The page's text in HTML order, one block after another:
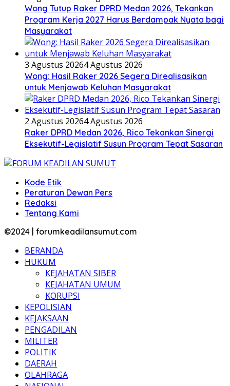
Wong Tutup Raker DPRD Medan 2026, Tekankan
Program Kerja 2027 Harus Berdampak Nyata bagi
Masyarakat
3 Agustus 20264 Agustus 2026
Wong: Hasil Raker 2026 Segera Direalisasikan
untuk Menjawab Keluhan Masyarakat
2 Agustus 20264 Agustus 2026
Raker DPRD Medan 2026, Rico Tekankan Sinergi
Eksekutif-Legislatif Susun Program Tepat Sasaran
Kode Etik
Peraturan Dewan Pers
Redaksi
Tentang Kami
©2024 | forumkeadilansumut.com
BERANDA
HUKUM
KEJAHATAN SIBER
KEJAHATAN UMUM
KORUPSI
KEPOLISIAN
KEJAKSAAN
PENGADILAN
MILITER
POLITIK
DAERAH
OLAHRAGA